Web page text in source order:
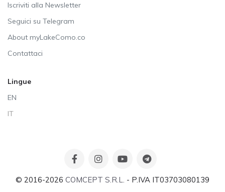
Iscriviti alla Newsletter
Seguici su Telegram
About myLakeComo.co
Contattaci
Lingue
EN
IT
© 2016-2026 COMCEPT S.R.L. - P.IVA IT03703080139